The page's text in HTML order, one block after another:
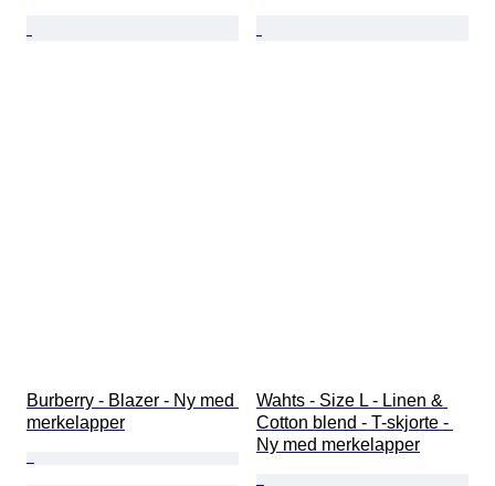
Burberry - Blazer - Ny med
merkelapper
Wahts - Size L - Linen &
Cotton blend - T-skjorte -
Ny med merkelapper